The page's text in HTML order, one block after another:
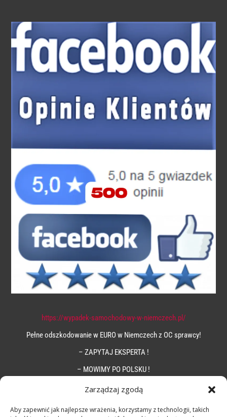
Zarządzaj zgodą
Aby zapewnić jak najlepsze wrażenia, korzystamy z technologii, takich
https://wypadek-samochodowy-w-niemczech.pl/
Pełne odszkodowanie w EURO w Niemczech z OC sprawcy!
– ZAPYTAJ EKSPERTA !
– MOWIMY PO POLSKU !